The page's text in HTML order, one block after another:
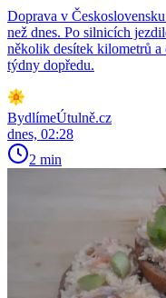
Doprava v
než dnes. Po silnicích
několik desítek kilometrů a
týdny dopředu.
BydlímeÚtulně.cz
dnes, 02:28
2 min